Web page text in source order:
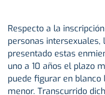
Respecto a la
personas intersexuales,
presentado estas
uno a 10 años el plazo
puede figurar en
menor. Transcurrido